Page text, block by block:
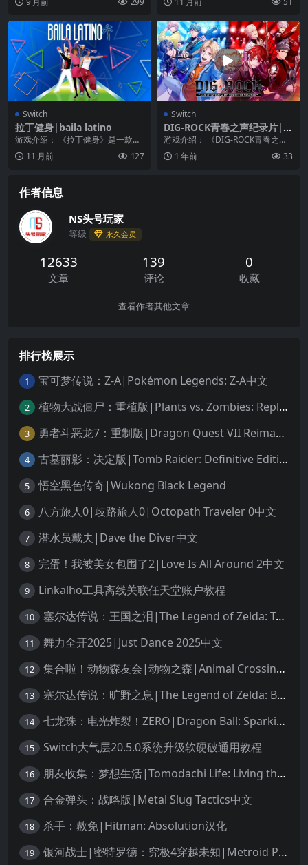
场悲剧之后...
都会认为那是一个给...
Switch
拉丁健身|baila latino
游戏介绍： 《拉丁健身》是一款舞
蹈类体感游戏，跳舞的有氧运动。
一个有趣的舞蹈游...
11 月前 127
Switch
DIG-ROCK青春之声纪录片|D
IG-ROCK -Documentary of
Youthful Sounds-
游戏介绍： 《DIG-ROCK青春之声
纪录片》——追寻梦想的生存方
式。 受欢迎音...
1 年前 33
作者信息
NS头号玩家
等级 永久会员
12633
文章
139
评论
0
收藏
查看作者其他文章
排行榜展示
1 宝可梦传说：Z-A|Pokémon Legends: Z-A中文
2 植物大战僵尸：重植版|Plants vs. Zombies: Replanted中文
3 勇者斗恶龙7：重制版|Dragon Quest VII Reimagined中文
4 古墓丽影：决定版|Tomb Raider: Definitive Edition中文
5 悟空黑色传奇|Wukong Black Legend
6 八方旅人0|歧路旅人0|Octopath Traveler 0中文
7 潜水员戴夫|Dave the Diver中文
8 完蛋！我被美女包围了2|Love Is All Around 2中文
9 Linkalho工具离线关联任天堂账户教程
10 塞尔达传说：王国之泪|The Legend of Zelda: Tears of the Kingdom中文
11 舞力全开2025|Just Dance 2025中文
12 集合啦！动物森友会|动物之森|Animal Crossing: New Horizons中文
13 塞尔达传说：旷野之息|The Legend of Zelda: Breath of the Wild中文
14 七龙珠：电光炸裂！ZERO|Dragon Ball: Sparking! Zero中文
15 Switch大气层20.5.0系统升级软硬破通用教程
16 朋友收集：梦想生活|Tomodachi Life: Living the Dream中文
17 合金弹头：战略版|Metal Slug Tactics中文
18 杀手：赦免|Hitman: Absolution汉化
19 银河战士|密特罗德：究极4穿越未知|Metroid Prime 4: Beyond中文